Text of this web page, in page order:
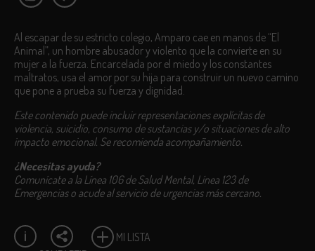
Al escapar de su estricto colegio, Amparo cae en manos de “El
Animal”, un hombre abusador y violento que la convierte en su
mujer a la fuerza. Encarcelada por el miedo y los constantes
maltratos, usa el amor por su hija para construir un nuevo camino
que pone a prueba su fuerza y dignidad.
Este contenido puede incluir representaciones explícitas de
violencia, suicidio, consumo de sustancias y/o situaciones de alto
impacto emocional. Se recomienda acompañamiento.
¿Necesitas ayuda?
Comunícate a la Línea 106 de Salud Mental, Línea 123 de
Emergencias o acude al servicio de urgencias más cercano.
MI LISTA